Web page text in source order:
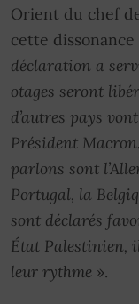
Orient du chef
cette
déclaration a
otages seront
d’autres pays
Président
parlons sont
Portugal, la
sont déclarés
État Palestinien,
leur rythme ».